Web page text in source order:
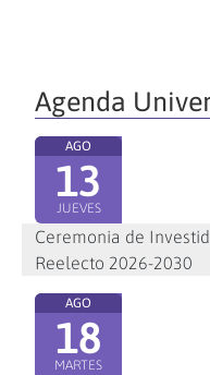
Agenda
AGO
13
JUEVES
Ceremonia de
Reelecto 2026-2030
AGO
18
MARTES